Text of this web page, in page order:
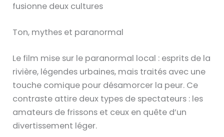
fusionne deux cultures
Ton, mythes et paranormal
Le film mise sur le paranormal local : esprits de la
rivière, légendes urbaines, mais traités avec une
touche comique pour désamorcer la peur. Ce
contraste attire deux types de spectateurs : les
amateurs de frissons et ceux en quête d’un
divertissement léger.